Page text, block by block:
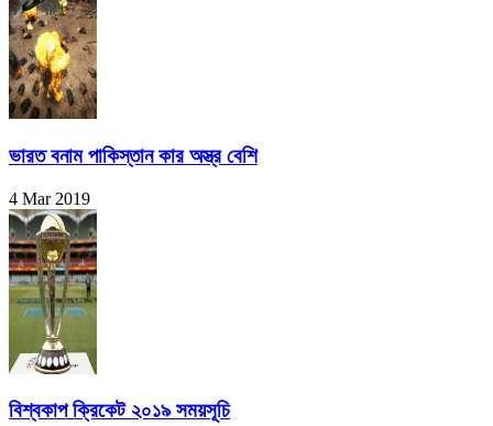
ভারত বনাম পাকিস্তান কার অস্ত্র বেশি
4 Mar 2019
বিশ্বকাপ ক্রিকেট ২০১৯ সময়সূচি